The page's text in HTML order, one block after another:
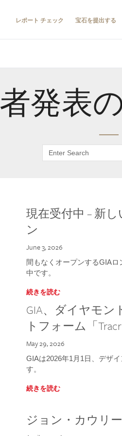
レポート チェック 宝石を提出する
発表
現在受付中 – 新
ン
June 3, 2026
間もなくオープンするGIA
中です。
続きを読む
GIA、ダイヤモ
トフォーム「
May 29, 2026
GIAは2026年1月1日、デザ
す。
続きを読む
ジョン・カウリ